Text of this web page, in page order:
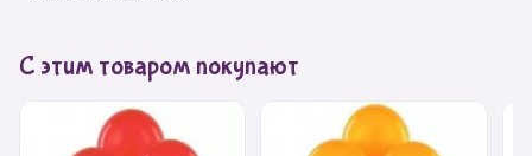
С этим товаром покупают